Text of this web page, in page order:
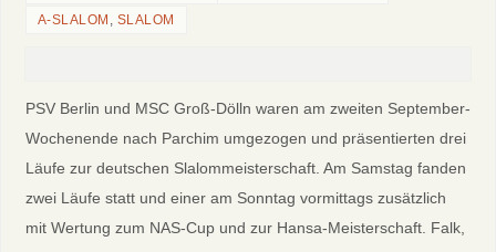
A-SLALOM , SLALOM
PSV Berlin und MSC Groß-Dölln waren am zweiten September-
Wochenende nach Parchim umgezogen und präsentierten drei
Läufe zur deutschen Slalommeisterschaft. Am Samstag fanden
zwei Läufe statt und einer am Sonntag vormittags zusätzlich
mit Wertung zum NAS-Cup und zur Hansa-Meisterschaft. Falk,